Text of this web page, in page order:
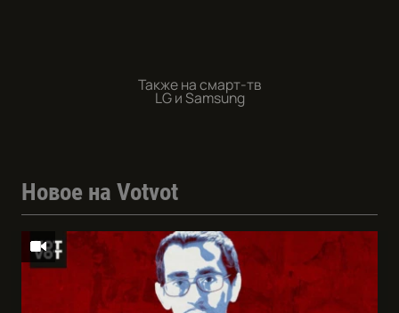
Также на смарт-тв
LG и Samsung
Новое на Votvot